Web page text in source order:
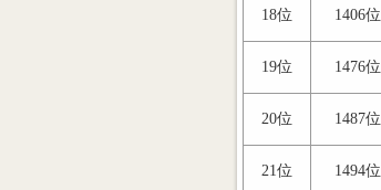
18位 1406位
19位 1476位
20位 1487位
21位 1494位